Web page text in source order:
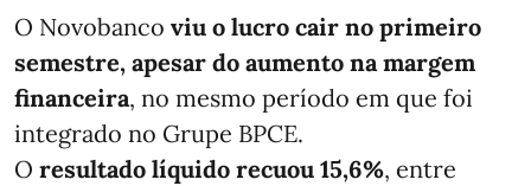
O Novobanco viu o lucro cair no primeiro
semestre, apesar do aumento na margem
financeira, no mesmo período em que foi
integrado no Grupe BPCE.
O resultado líquido recuou 15,6%, entre